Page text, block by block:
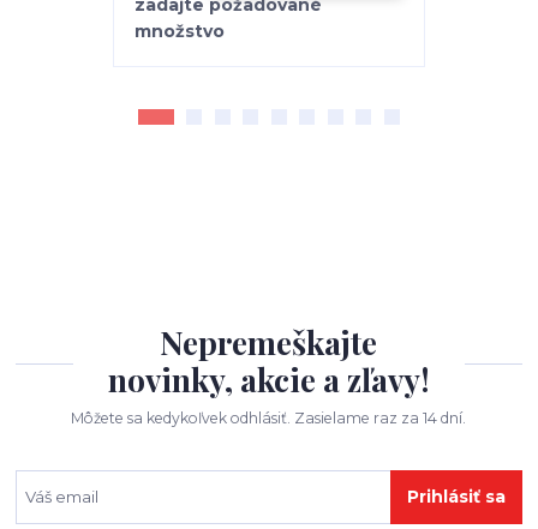
Nepremeškajte
novinky, akcie a zľavy!
Môžete sa kedykoľvek odhlásiť. Zasielame raz za 14 dní.
Prihlásiť sa